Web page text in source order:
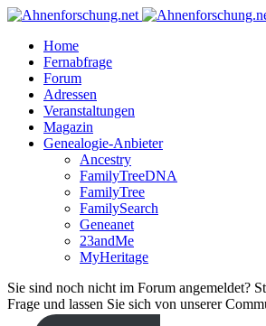
Home
Fernabfrage
Forum
Adressen
Veranstaltungen
Magazin
Genealogie-Anbieter
Ancestry
FamilyTreeDNA
FamilyTree
FamilySearch
Geneanet
23andMe
MyHeritage
Sie sind noch nicht im Forum angemeldet?
Frage und lassen Sie sich von unserer